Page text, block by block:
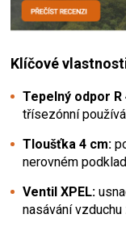
Klíčové
Tepelný odpor R
třísezónní
Tloušťka 4 cm:
nerovném
Ventil XPEL:
nasávání